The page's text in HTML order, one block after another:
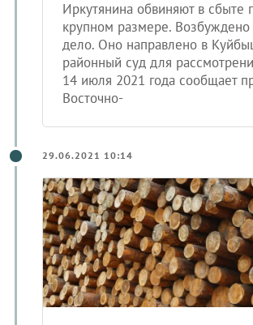
Иркутянина обвиняют в сбыте
крупном размере. Возбуждено
дело. Оно направлено в
районный суд для
14 июля 2021 года сообщает
Восточно-
29.06.2021 10:14